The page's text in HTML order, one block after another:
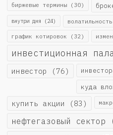
биржевые термины (30)
внутри дня (24) волатильность
график котировок (32)
инвестиционная
инвестор (76)
куда
купить акции (83)
нефтегазовый сектор